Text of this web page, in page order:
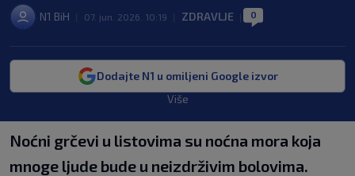
N1 BiH 07. jun. 2026. 10:19 ZDRAVLJE 0
Dodajte N1 u omiljeni Google izvor
Više
Noćni grčevi u listovima su noćna mora koja
mnoge ljude bude u neizdrživim bolovima.